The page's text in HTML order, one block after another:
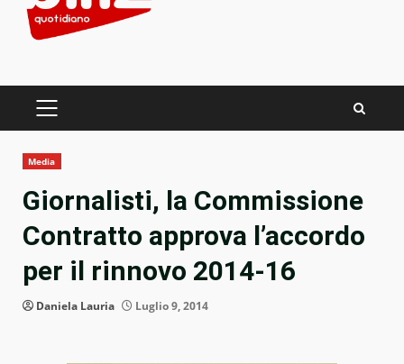
PRIMARY
Media
Giornalisti, la Commissione
Contratto approva l’accordo
per il rinnovo 2014-16
Daniela Lauria Luglio 9, 2014